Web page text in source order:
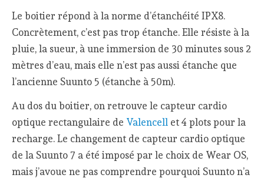
Le boitier répond à la norme d’étanchéité IPX8.
Concrètement, c’est pas trop étanche. Elle résiste à la
pluie, la sueur, à une immersion de 30 minutes sous 2
mètres d’eau, mais elle n’est pas aussi étanche que
l’ancienne Suunto 5 (étanche à 50m).
Au dos du boitier, on retrouve le capteur cardio
optique rectangulaire de Valencell et 4 plots pour la
recharge. Le changement de capteur cardio optique
de la Suunto 7 a été imposé par le choix de Wear OS,
mais j’avoue ne pas comprendre pourquoi Suunto n’a